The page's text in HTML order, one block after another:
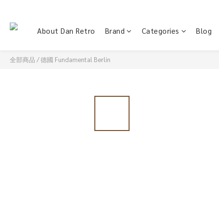
About Dan Retro Brand Categories Blog
全部商品 /德國 Fundamental Berlin